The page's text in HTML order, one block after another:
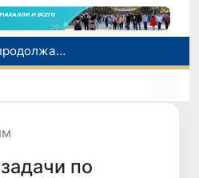
По всей республике продолжаются мероприятия в рамках акции «Актуальные 40 дней»
Оказавшийся в сложной ситуации в Германии соотечественник возвращен в Узбекистан
по